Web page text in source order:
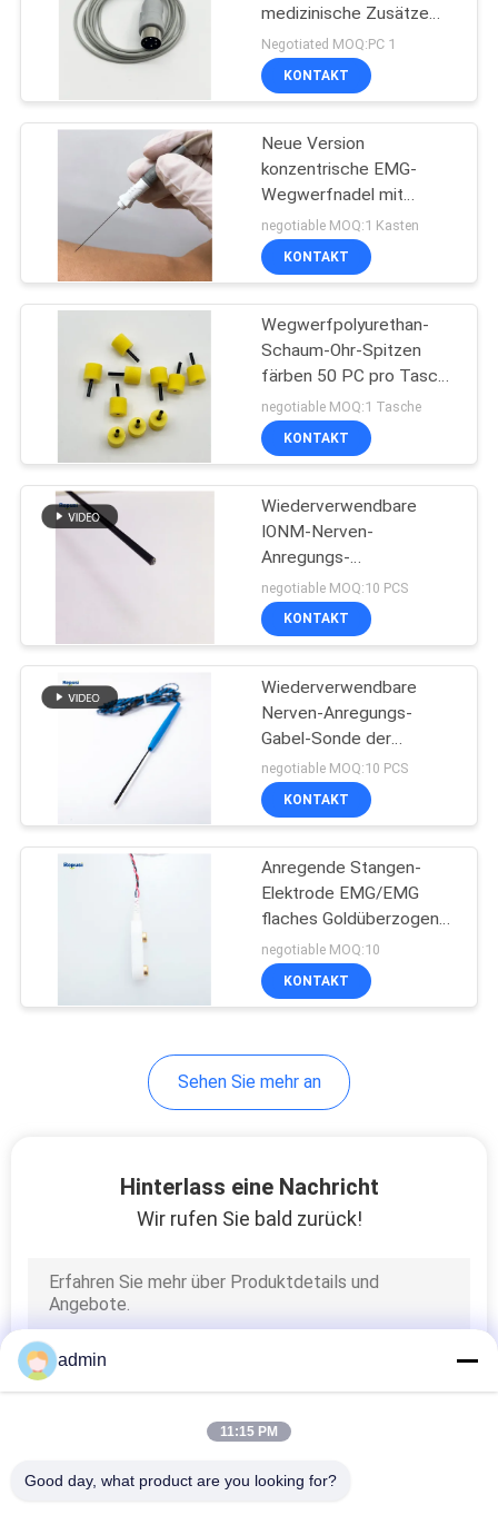
SITEMAP
PRIVACY
Anreger-Sonde
18
Kehlkopfelektrode
Schlingenelektrode
Emg-Kabel
EEG Schalen-
Selbstklebende
Elektroden
medizinische Zusätze
EMG-Nadeln
Negotiated MOQ:PC 1
KONTAKT
Neue Version
konzentrische EMG-
Wegwerfnadel mit
weißem Kunststoffgriff
negotiable MOQ:1 Kasten
KONTAKT
Wegwerfpolyurethan-
Schaum-Ohr-Spitzen
färben 50 PC pro Tasche
gelb
negotiable MOQ:1 Tasche
KONTAKT
Wiederverwendbare
IONM-Nerven-
Anregungs-
konzentrische Sonde
negotiable MOQ:10 PCS
KONTAKT
Wiederverwendbare
Nerven-Anregungs-
Gabel-Sonde der
Neurologie-IONM
negotiable MOQ:10 PCS
KONTAKT
Anregende Stangen-
Elektrode EMG/EMG
flaches Goldüberzogene
Stangen-Elektrode
notierend
negotiable MOQ:10
KONTAKT
Sehen Sie mehr an
Hinterlass eine Nachricht
Wir rufen Sie bald zurück!
admin
11:15 PM
Good day, what product are you looking for?